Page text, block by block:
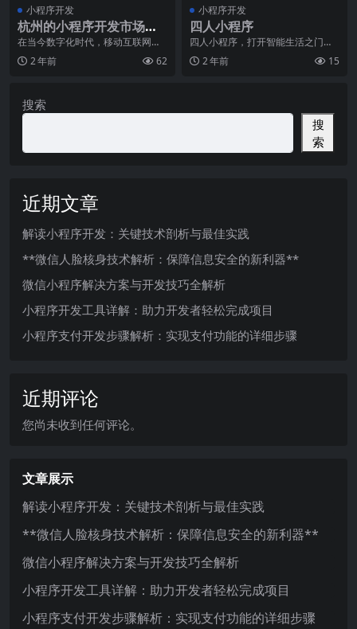
小程序开发
杭州的小程序开发市场概
览
在当今数字化时代，移动互联网的
快速发展为小程序开发市场带来了
巨大的机遇。作为一种
2 年前 62
小程序开发
四人小程序
四人小程序，打开智能生活之门近
年来，随着智能手机的普及，手机
应用软件也逐渐成为了
2 年前 15
搜索
搜
索
近期文章
解读小程序开发：关键技术剖析与最佳实践
**微信人脸核身技术解析：保障信息安全的新利器**
微信小程序解决方案与开发技巧全解析
小程序开发工具详解：助力开发者轻松完成项目
小程序支付开发步骤解析：实现支付功能的详细步骤
近期评论
您尚未收到任何评论。
文章展示
解读小程序开发：关键技术剖析与最佳实践
**微信人脸核身技术解析：保障信息安全的新利器**
微信小程序解决方案与开发技巧全解析
小程序开发工具详解：助力开发者轻松完成项目
小程序支付开发步骤解析：实现支付功能的详细步骤